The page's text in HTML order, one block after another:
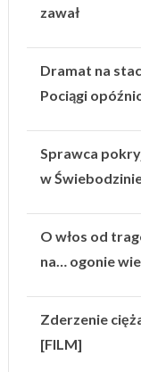
zawał
Dramat na
Pociągi
Sprawca
w
O włos od
na… ogonie
Zderzenie
[FILM]